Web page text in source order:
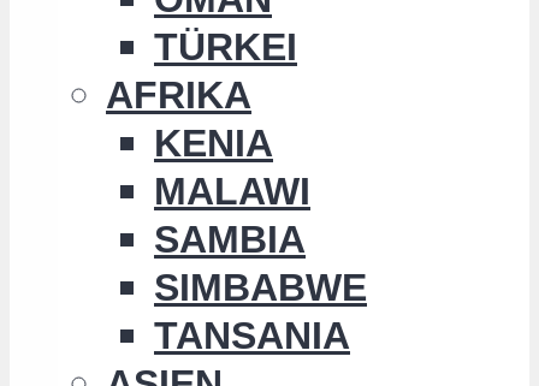
TÜRKEI
AFRIKA
KENIA
MALAWI
SAMBIA
SIMBABWE
TANSANIA